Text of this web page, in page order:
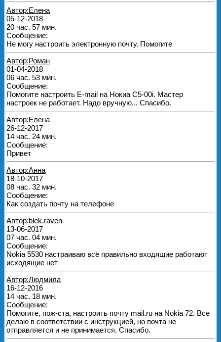
Автор:Елена
05-12-2018
20 час. 57 мин.
Сообщение:
Не могу настроить электронную почту. Помогите
Автор:Роман
01-04-2018
06 час. 53 мин.
Сообщение:
Помогите настроить E-mail на Нокиа С5-00i. Мастер
настроек не работает. Надо вручную... Спасибо.
Автор:Елена
26-12-2017
14 час. 24 мин.
Сообщение:
Привет
Автор:Анна
18-10-2017
08 час. 32 мин.
Сообщение:
Как создать почту на телефоне
Автор:blek.raven
13-06-2017
07 час. 04 мин.
Сообщение:
Nokia 5530 настраиваю всё правильно входящие работают
исходящие нет
Автор:Людмила
16-12-2016
14 час. 18 мин.
Сообщение:
Помогите, пож-ста, настроить почту mail.ru на Nokia 72. Все
делаю в соответствии с инструкцией, но почта не
отправляется и не принимается. Спасибо.